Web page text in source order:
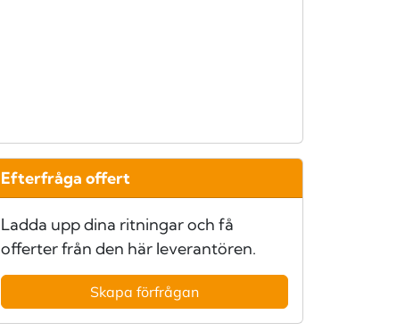
Efterfråga offert
Ladda upp dina ritningar och få
offerter från den här leverantören.
Skapa förfrågan